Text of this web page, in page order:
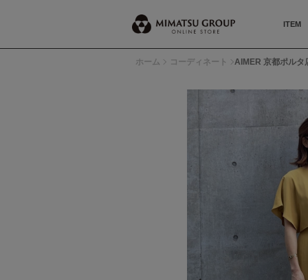
ITEM
ホーム コーディネート AIMER 京都ポルタ